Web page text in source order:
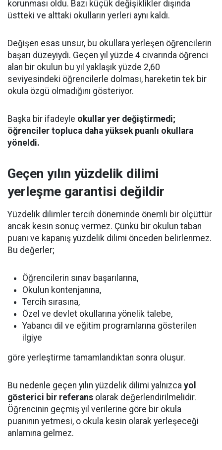
korunması oldu. Bazı küçük değişiklikler dışında
üstteki ve alttaki okulların yerleri aynı kaldı.
Değişen esas unsur, bu okullara yerleşen öğrencilerin
başarı düzeyiydi. Geçen yıl yüzde 4 civarında öğrenci
alan bir okulun bu yıl yaklaşık yüzde 2,60
seviyesindeki öğrencilerle dolması, hareketin tek bir
okula özgü olmadığını gösteriyor.
Başka bir ifadeyle okullar yer değiştirmedi;
öğrenciler topluca daha yüksek puanlı okullara
yöneldi.
Geçen yılın yüzdelik dilimi
yerleşme garantisi değildir
Yüzdelik dilimler tercih döneminde önemli bir ölçüttür
ancak kesin sonuç vermez. Çünkü bir okulun taban
puanı ve kapanış yüzdelik dilimi önceden belirlenmez.
Bu değerler;
Öğrencilerin sınav başarılarına,
Okulun kontenjanına,
Tercih sırasına,
Özel ve devlet okullarına yönelik talebe,
Yabancı dil ve eğitim programlarına gösterilen
ilgiye
göre yerleştirme tamamlandıktan sonra oluşur.
Bu nedenle geçen yılın yüzdelik dilimi yalnızca yol
gösterici bir referans olarak değerlendirilmelidir.
Öğrencinin geçmiş yıl verilerine göre bir okula
puanının yetmesi, o okula kesin olarak yerleşeceği
anlamına gelmez.